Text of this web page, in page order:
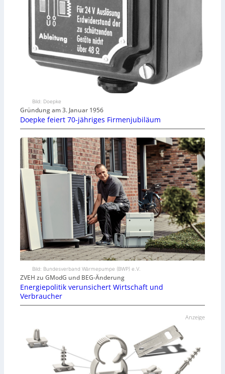
Bild: Doepke
Gründung am 3. Januar 1956
Doepke feiert 70-jähriges Firmenjubiläum
Bild: Bundesverband Wärmepumpe (BWP) e.V.
ZVEH zu GModG und BEG-Änderung
Energiepolitik verunsichert Wirtschaft und
Verbraucher
Anzeige